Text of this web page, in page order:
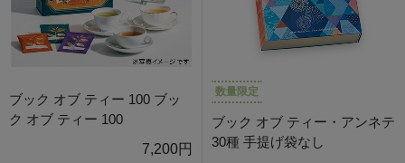
ブック オブ ティー 100 ブッ
ク オブ ティー 100
7,200円
数量限定
ブック オブ ティー・アンネテ
30種 手提げ袋なし